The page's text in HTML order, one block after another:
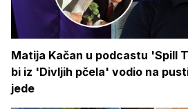
Matija Kačan u podcastu 'Spill
bi iz 'Divljih pčela' vodio na
jede